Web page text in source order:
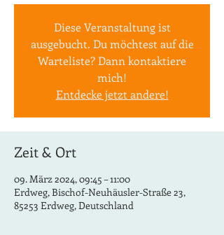
Diese Veranstaltung ist
ausgebucht. Du möchtest auf die
Warteliste? Dann kontaktiere
mich!
Entdecke jetzt andere!
Zeit & Ort
09. März 2024, 09:45 – 11:00
Erdweg, Bischof-Neuhäusler-Straße 23,
85253 Erdweg, Deutschland